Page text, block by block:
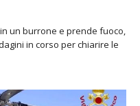
un burrone e prende fuoco,
in corso per chiarire le